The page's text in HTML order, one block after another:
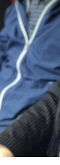
Can
Konseyi’ne